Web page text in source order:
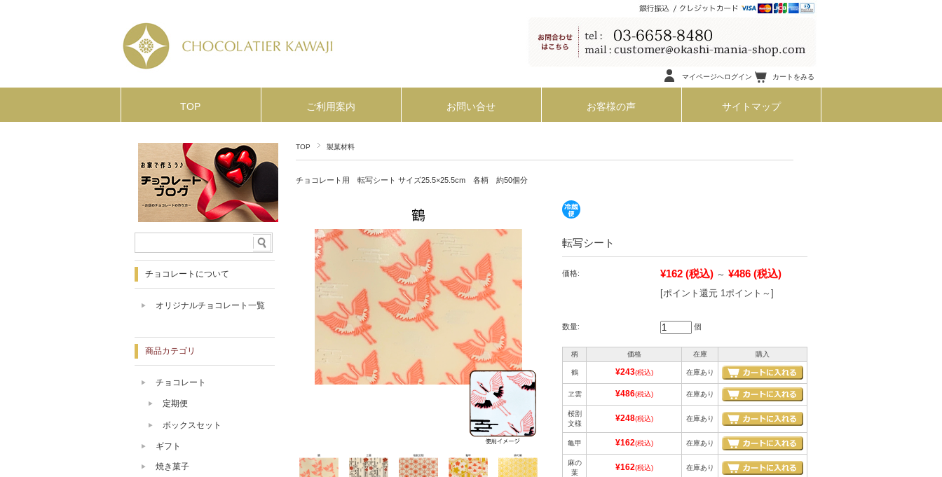
マイページへログイン カートをみる
TOP ご利用案内 お問い合せ お客様の声 サイトマップ
TOP 製菓材料
チョコレート用 転写シート サイズ25.5×25.5cm 各柄 約50個分
転写シート
価格: ¥162 (税込) ～ ¥486 (税込)
[ポイント還元 1ポイント～]
数量: 個
柄 価格 在庫 購入
鶴 ¥243(税込) 在庫あり
ヱ雲 ¥486(税込) 在庫あり
桜割
文様
¥248(税込) 在庫あり
亀甲 ¥162(税込) 在庫あり
麻の
葉
¥162(税込) 在庫あり
チョコレートについて
オリジナルチョコレート一覧
商品カテゴリ
チョコレート
定期便
ボックスセット
ギフト
焼き菓子